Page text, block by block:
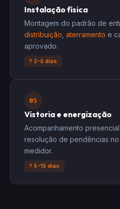
Instalação física
Montagem do padrão de
distribuição aterramento e
aprovado.
? 2-5 dias
05
Vistoria e energização
Acompanhamento
resolução de pendências
medidor.
? 5-15 dias